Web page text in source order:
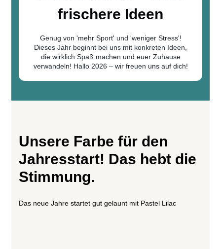
frischere Ideen
Genug von 'mehr Sport' und 'weniger Stress'!
Dieses Jahr beginnt bei uns mit konkreten Ideen,
die wirklich Spaß machen und euer Zuhause
verwandeln! Hallo 2026 – wir freuen uns auf dich!
Unsere Farbe für den
Jahresstart! Das hebt die
Stimmung.
Das neue Jahre startet gut gelaunt mit Pastel Lilac